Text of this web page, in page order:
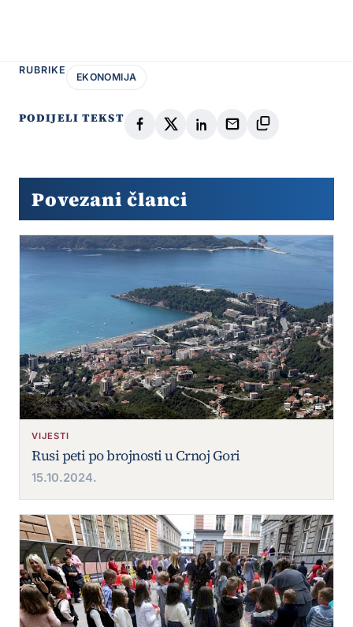
RUBRIKE
EKONOMIJA
PODIJELI TEKST
Povezani članci
VIJESTI
Rusi peti po brojnosti u Crnoj Gori
15.10.2024.